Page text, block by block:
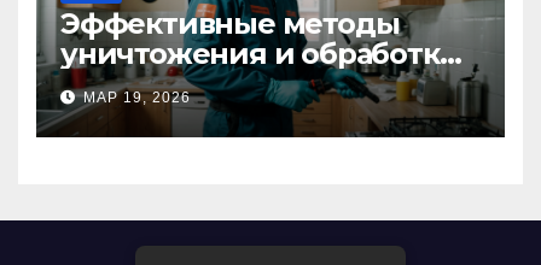
Эффективные методы
уничтожения и обработки
тараканов в Москве:
профессиональный подход
к дезинсекции квартир и
МАР 19, 2026